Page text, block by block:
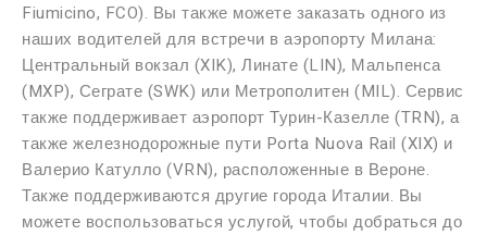
Fiumicino, FCO). Вы также можете заказать одного из
наших водителей для встречи в аэропорту Милана:
Центральный вокзал (XIK), Линате (LIN), Мальпенса
(MXP), Сеграте (SWK) или Метрополитен (MIL). Сервис
также поддерживает аэропорт Турин-Казелле (TRN), а
также железнодорожные пути Porta Nuova Rail (XIX) и
Валерио Катулло (VRN), расположенные в Вероне.
Также поддерживаются другие города Италии. Вы
можете воспользоваться услугой, чтобы добраться до